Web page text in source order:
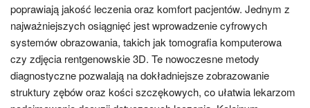
poprawiają jakość leczenia oraz komfort pacjentów. Jednym z
najważniejszych osiągnięć jest wprowadzenie cyfrowych
systemów obrazowania, takich jak tomografia komputerowa
czy zdjęcia rentgenowskie 3D. Te nowoczesne metody
diagnostyczne pozwalają na dokładniejsze zobrazowanie
struktury zębów oraz kości szczękowych, co ułatwia lekarzom